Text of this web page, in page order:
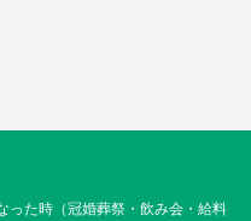
った時（冠婚葬祭・飲み会・給料